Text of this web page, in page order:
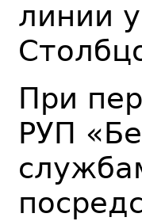
линии
При
РУП